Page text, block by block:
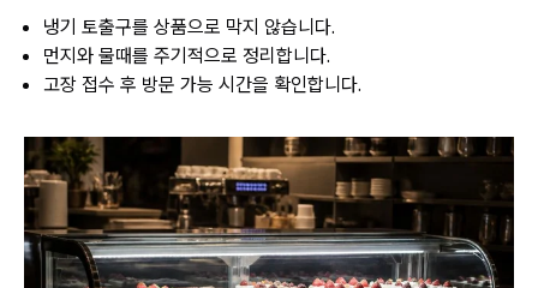
냉기 토출구를 상품으로 막지 않습니다.
먼지와 물때를 주기적으로 정리합니다.
고장 접수 후 방문 가능 시간을 확인합니다.